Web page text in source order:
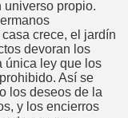
universo propio.
crece, el jardín
devoran los
única ley que los
Así se
los deseos de la
y los encierros